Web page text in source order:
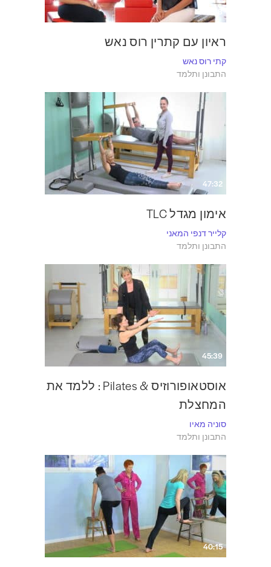
44:48
ראיון עם קתרין רוס נאש
קתי רוס נאש
התבונן ותלמד
47:32
אימון מגדל TLC
קלייר דנפי המאני
התבונן ותלמד
45:39
אוסטאופורוזיס & Pilates : ללמד את
המחצלת
סוניה מאיו
התבונן ותלמד
40:15